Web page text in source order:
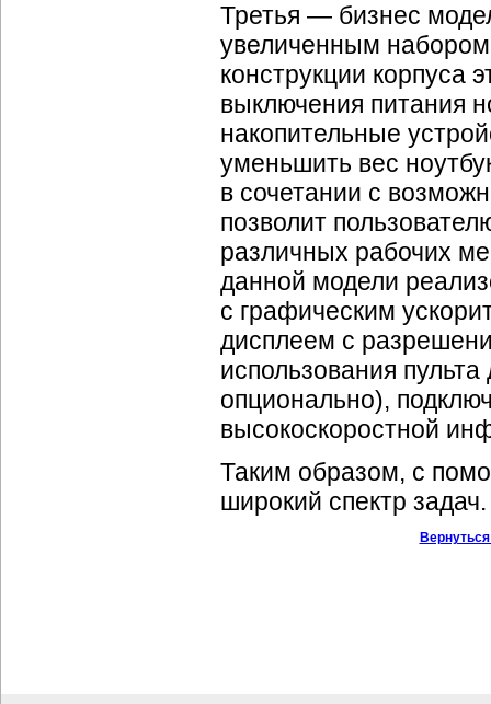
Третья — бизнес
увеличенным
конструкции корпуса
выключения питания
накопительные
уменьшить вес
в сочетании с
позволит
различных рабочих
данной модели
с графическим
дисплеем с
использования
опционально),
высокоскоростной
Таким образом, с
широкий спектр задач.